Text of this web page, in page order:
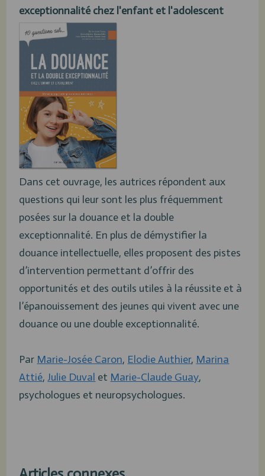
exceptionnalité chez l'enfant et l'adolescent
Dans cet ouvrage, les autrices répondent aux
questions qui leur sont les plus fréquemment
posées sur la douance et la double
exceptionnalité. En plus de démystifier la
douance intellectuelle, elles proposent des pistes
d’intervention permettant d’offrir des
opportunités et des outils utiles à la réussite et à
l’épanouissement des jeunes qui vivent avec une
douance ou une double exceptionnalité.
Par Marie-Josée Caron, Elodie Authier, Marina
Attié,Julie Duval et Marie-Claude Guay,
psychologues et neuropsychologues.